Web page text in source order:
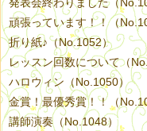
頑張っています！！（
折り紙♪（No.1052）
レッスン回数について（
ハロウィン（No.1050）
金賞！最優秀賞！！（
講師演奏（No.1048）